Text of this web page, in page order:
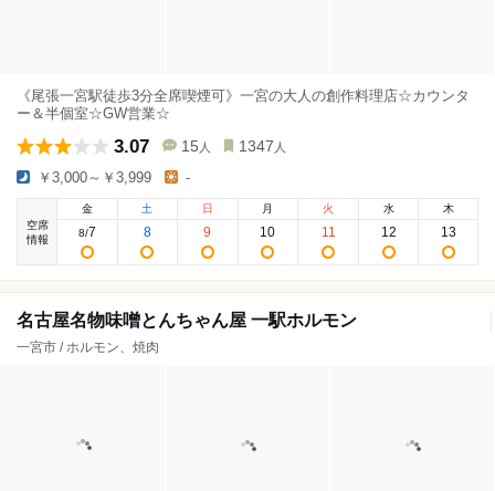
《尾張一宮駅徒歩3分全席喫煙可》一宮の大人の創作料理店☆カウンタ
ー＆半個室☆GW営業☆
3.07 15 人 1347 人
￥3,000～￥3,999 -
空席
情報
金
8/7
土
8
日
9
月
10
火
11
水
12
木
13
名古屋名物味噌とんちゃん屋 一駅ホルモン
一宮市 / ホルモン、焼肉